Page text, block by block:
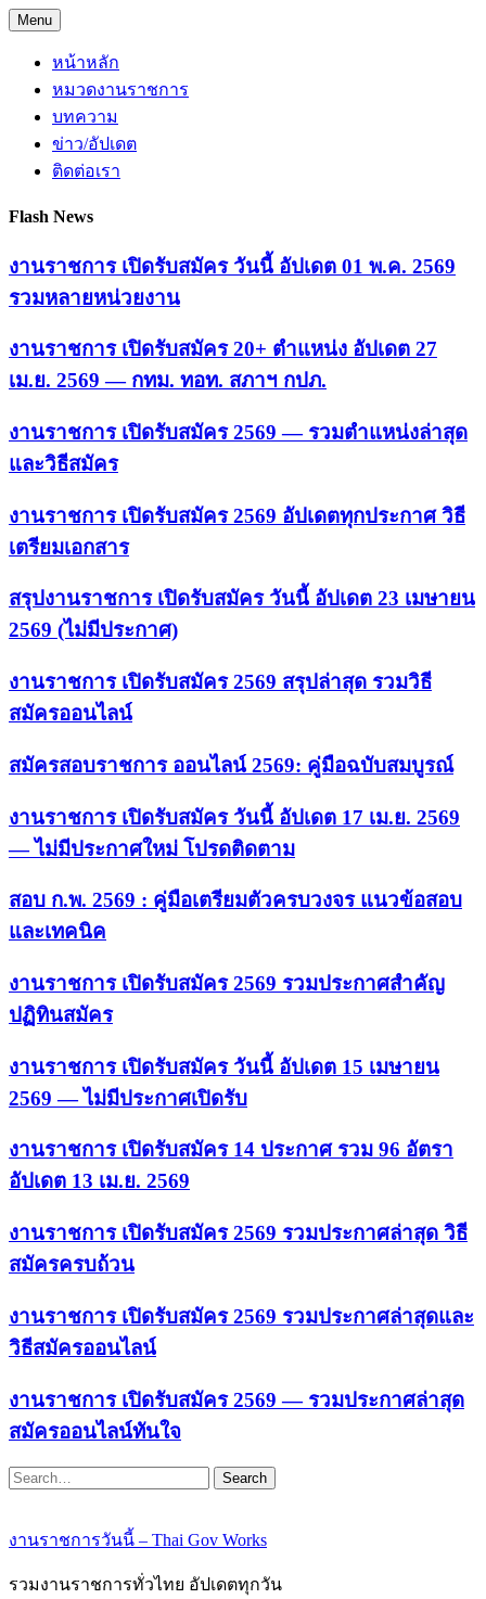
Skip
to
content
Menu
หน้าหลัก
หมวดงานราชการ
บทความ
ข่าว/อัปเดต
ติดต่อเรา
Flash News
งานราชการ เปิดรับสมัคร วันนี้ อัปเดต 01 พ.ค. 2569
รวมหลายหน่วยงาน
งานราชการ เปิดรับสมัคร 20+ ตำแหน่ง อัปเดต 27
เม.ย. 2569 — กทม. ทอท. สภาฯ กปภ.
งานราชการ เปิดรับสมัคร 2569 — รวมตำแหน่งล่าสุด
และวิธีสมัคร
งานราชการ เปิดรับสมัคร 2569 อัปเดตทุกประกาศ วิธี
เตรียมเอกสาร
สรุปงานราชการ เปิดรับสมัคร วันนี้ อัปเดต 23 เมษายน
2569 (ไม่มีประกาศ)
งานราชการ เปิดรับสมัคร 2569 สรุปล่าสุด รวมวิธี
สมัครออนไลน์
สมัครสอบราชการ ออนไลน์ 2569: คู่มือฉบับสมบูรณ์
งานราชการ เปิดรับสมัคร วันนี้ อัปเดต 17 เม.ย. 2569
— ไม่มีประกาศใหม่ โปรดติดตาม
สอบ ก.พ. 2569 : คู่มือเตรียมตัวครบวงจร แนวข้อสอบ
และเทคนิค
งานราชการ เปิดรับสมัคร 2569 รวมประกาศสำคัญ
ปฏิทินสมัคร
งานราชการ เปิดรับสมัคร วันนี้ อัปเดต 15 เมษายน
2569 — ไม่มีประกาศเปิดรับ
งานราชการ เปิดรับสมัคร 14 ประกาศ รวม 96 อัตรา
อัปเดต 13 เม.ย. 2569
งานราชการ เปิดรับสมัคร 2569 รวมประกาศล่าสุด วิธี
สมัครครบถ้วน
งานราชการ เปิดรับสมัคร 2569 รวมประกาศล่าสุดและ
วิธีสมัครออนไลน์
งานราชการ เปิดรับสมัคร 2569 — รวมประกาศล่าสุด
สมัครออนไลน์ทันใจ
Search
งานราชการวันนี้ – Thai Gov Works
รวมงานราชการทั่วไทย อัปเดตทุกวัน